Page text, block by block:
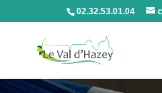
02.32.53.01.04